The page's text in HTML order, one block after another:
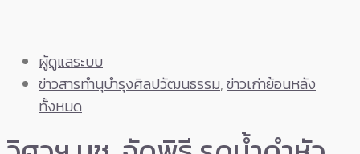
ผู้ดูแลระบบ
ข่าวสารทำนุบำรุงศิลปวัฒนธรรม,ข่าวเก่าย้อนหลัง
ทั้งหมด